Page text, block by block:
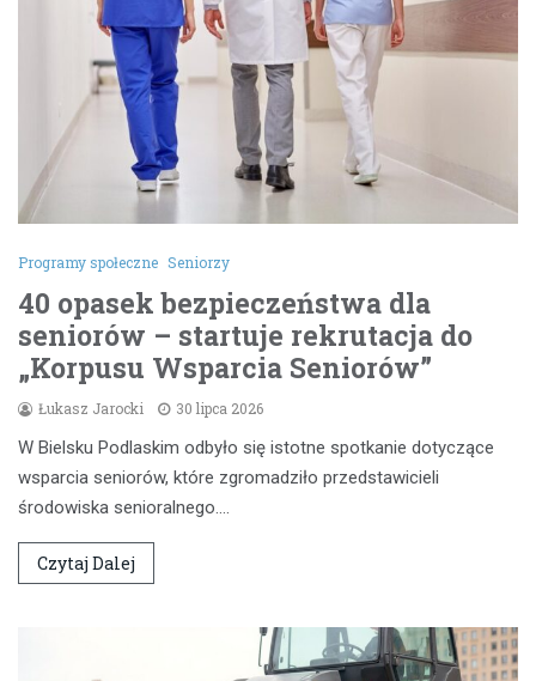
Programy społeczne Seniorzy
40 opasek bezpieczeństwa dla
seniorów – startuje rekrutacja do
„Korpusu Wsparcia Seniorów”
Łukasz Jarocki 30 lipca 2026
W Bielsku Podlaskim odbyło się istotne spotkanie dotyczące
wsparcia seniorów, które zgromadziło przedstawicieli
środowiska senioralnego.…
Czytaj Dalej